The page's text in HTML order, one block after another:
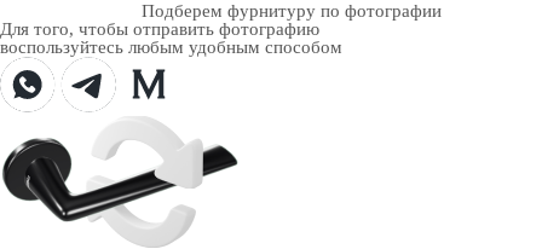
Подберем фурнитуру по фотографии
Для того, чтобы отправить фотографию
воспользуйтесь любым удобным способом